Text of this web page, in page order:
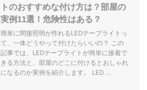
トのおすすめな付け方は？部屋の
実例11選！危険性はある？
簡単に間接照明が作れるLEDテープライトっ
て、一体どうやって付けたらいいの？ この
記事では、LEDテープライトが簡単に接着で
きる方法と、部屋のどこに付けるとおしゃれ
になるのか実例を紹介します。 LED ...